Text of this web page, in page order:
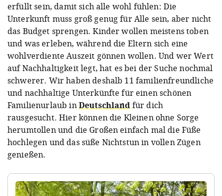
erfüllt sein, damit sich alle wohl fühlen: Die
Unterkunft muss groß genug für Alle sein, aber nicht
das Budget sprengen. Kinder wollen meistens toben
und was erleben, während die Eltern sich eine
wohlverdiente Auszeit gönnen wollen. Und wer Wert
auf Nachhaltigkeit legt, hat es bei der Suche nochmal
schwerer. Wir haben deshalb 11 familienfreundliche
und nachhaltige Unterkünfte für einen schönen
Familienurlaub inDeutschlandfür dich
rausgesucht. Hier können die Kleinen ohne Sorge
herumtollen und die Großen einfach mal die Füße
hochlegen und das süße Nichtstun in vollen Zügen
genießen.